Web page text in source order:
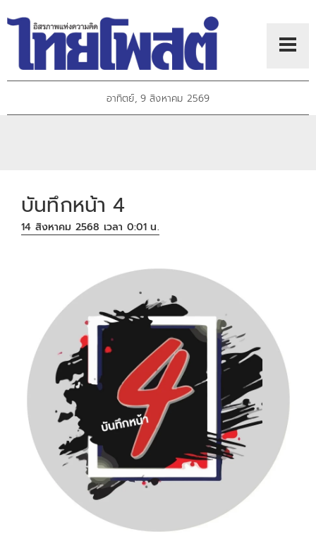
อาทิตย์, 9 สิงหาคม 2569
บันทึกหน้า 4
14 สิงหาคม 2568 เวลา 0:01 น.